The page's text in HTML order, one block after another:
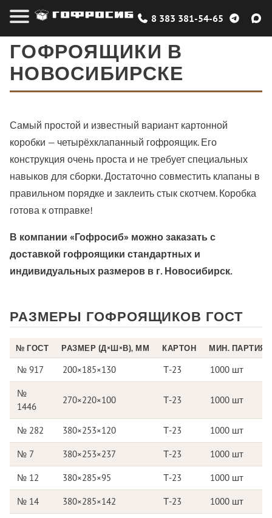
8 383 381-54-65
ГОФРОЯЩИКИ В
НОВОСИБИРСКЕ
Самый простой и известный вариант картонной
коробки — четырёхклапанный гофроящик. Его
конструкция очень проста и не требует специальных
навыков для сборки. Достаточно совместить клапаны в
правильном порядке и заклеить стык скотчем. Коробка
готова к отправке!
В компании «Гофросиб» можно заказать с
доставкой гофроящики стандартных и
индивидуальных размеров в г. Новосибирск.
РАЗМЕРЫ ГОФРОЯЩИКОВ ГОСТ
№ ГОСТ РАЗМЕР (Д×Ш×В), ММ КАРТОН
МИН. ПАРТИЯ
№ 917
200×185×130 Т-23 1000 шт
№
1446
270×220×100 Т-23 1000 шт
№ 282 380×253×120 Т-23 1000 шт
№ 7 380×253×237 Т-23 1000 шт
№ 12 380×285×95 Т-23 1000 шт
№ 14 380×285×142 Т-23 1000 шт